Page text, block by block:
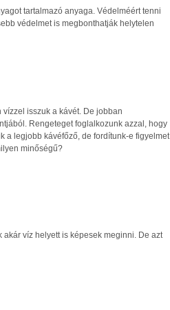
tartalmazó anyaga. Védelméért tenni
védelmet is megbonthatják helytelen
isszuk a kávét. De jobban
Rengeteget foglalkozunk azzal, hogy
a legjobb kávéfőző, de fordítunk-e figyelmet
minőségű?
víz helyett is képesek meginni. De azt